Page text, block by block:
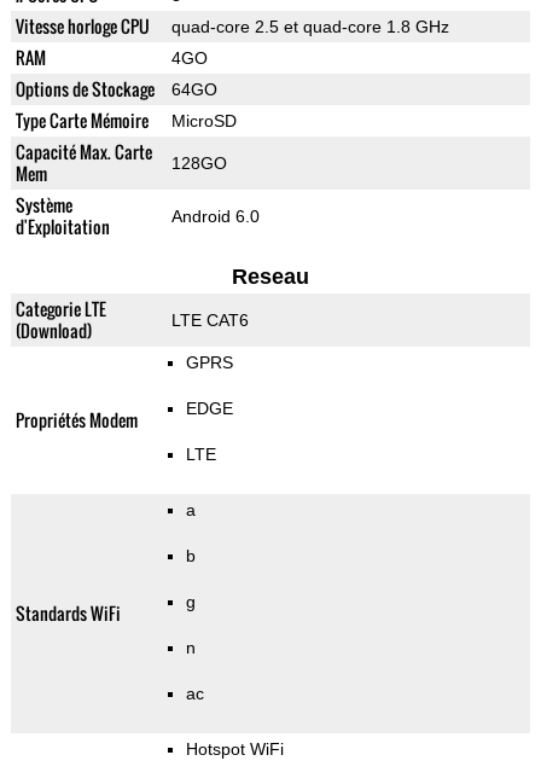
Vitesse horloge CPU quad-core 2.5 et quad-core 1.8 GHz
RAM 4GO
Options de Stockage 64GO
Type Carte Mémoire MicroSD
Capacité Max. Carte
Mem
128GO
Système
d'Exploitation
Android 6.0
Reseau
Categorie LTE
(Download)
LTE CAT6
Propriétés Modem
GPRS
EDGE
LTE
Standards WiFi
a
b
g
n
ac
Hotspot WiFi